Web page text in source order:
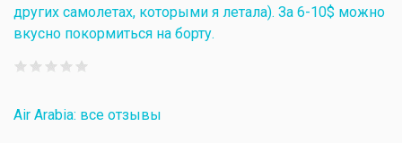
других самолетах, которыми я летала). За 6-10$ можно
вкусно покормиться на борту.
Air Arabia: все отзывы